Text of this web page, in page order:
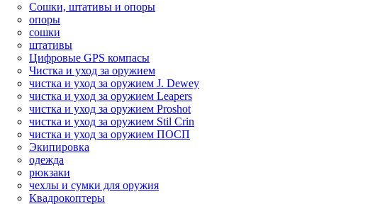
Сошки, штативы и опоры
опоры
сошки
штативы
Цифровые GPS компасы
Чистка и уход за оружием
чистка и уход за оружием J. Dewey
чистка и уход за оружием Leapers
чистка и уход за оружием Proshot
чистка и уход за оружием Stil Crin
чистка и уход за оружием ПОСП
Экипировка
одежда
рюкзаки
чехлы и сумки для оружия
Квадрокоптеры